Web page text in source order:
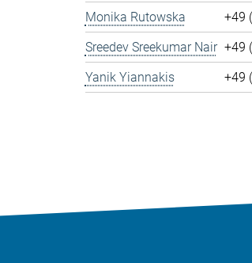
Monika Rutowska +49
Sreedev Sreekumar Nair +49
Yanik Yiannakis
+49